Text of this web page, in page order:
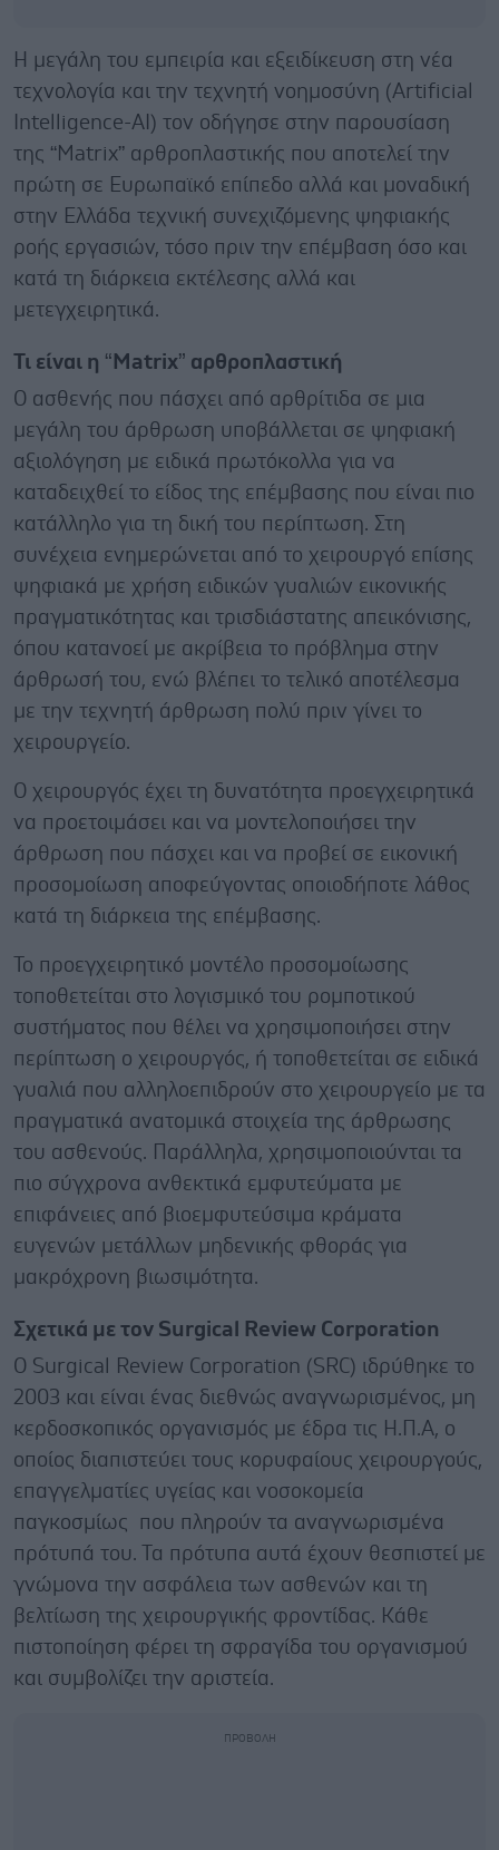
H μεγάλη του εμπειρία και εξειδίκευση στη νέα
τεχνολογία και την τεχνητή νοημοσύνη (Artificial
Intelligence-AI) τον οδήγησε στην παρουσίαση
της “Μatrix” αρθροπλαστικής που αποτελεί την
πρώτη σε Ευρωπαϊκό επίπεδο αλλά και μοναδική
στην Ελλάδα τεχνική συνεχιζόμενης ψηφιακής
ροής εργασιών, τόσο πριν την επέμβαση όσο και
κατά τη διάρκεια εκτέλεσης αλλά και
μετεγχειρητικά.
Τι είναι η “Μatrix” αρθροπλαστική
Ο ασθενής που πάσχει από αρθρίτιδα σε μια
μεγάλη του άρθρωση υποβάλλεται σε ψηφιακή
αξιολόγηση με ειδικά πρωτόκολλα για να
καταδειχθεί το είδος της επέμβασης που είναι πιο
κατάλληλο για τη δική του περίπτωση. Στη
συνέχεια ενημερώνεται από το χειρουργό επίσης
ψηφιακά με χρήση ειδικών γυαλιών εικονικής
πραγματικότητας και τρισδιάστατης απεικόνισης,
όπου κατανοεί με ακρίβεια το πρόβλημα στην
άρθρωσή του, ενώ βλέπει το τελικό αποτέλεσμα
με την τεχνητή άρθρωση πολύ πριν γίνει το
χειρουργείο.
Ο χειρουργός έχει τη δυνατότητα προεγχειρητικά
να προετοιμάσει και να μοντελοποιήσει την
άρθρωση που πάσχει και να προβεί σε εικονική
προσομοίωση αποφεύγοντας οποιοδήποτε λάθος
κατά τη διάρκεια της επέμβασης.
Το προεγχειρητικό μοντέλο προσομοίωσης
τοποθετείται στο λογισμικό του ρομποτικού
συστήματος που θέλει να χρησιμοποιήσει στην
περίπτωση ο χειρουργός, ή τοποθετείται σε ειδικά
γυαλιά που αλληλοεπιδρούν στο χειρουργείο με τα
πραγματικά ανατομικά στοιχεία της άρθρωσης
του ασθενούς. Παράλληλα, χρησιμοποιούνται τα
πιο σύγχρονα ανθεκτικά εμφυτεύματα με
επιφάνειες από βιοεμφυτεύσιμα κράματα
ευγενών μετάλλων μηδενικής φθοράς για
μακρόχρονη βιωσιμότητα.
Σχετικά με τον Surgical Review Corporation
Ο Surgical Review Corporation (SRC) ιδρύθηκε το
2003 και είναι ένας διεθνώς αναγνωρισμένος, μη
κερδοσκοπικός οργανισμός με έδρα τις Η.Π.Α, ο
οποίος διαπιστεύει τους κορυφαίους χειρουργούς,
επαγγελματίες υγείας και νοσοκομεία
παγκοσμίως που πληρούν τα αναγνωρισμένα
πρότυπά του. Τα πρότυπα αυτά έχουν θεσπιστεί με
γνώμονα την ασφάλεια των ασθενών και τη
βελτίωση της χειρουργικής φροντίδας. Κάθε
πιστοποίηση φέρει τη σφραγίδα του οργανισμού
και συμβολίζει την αριστεία.